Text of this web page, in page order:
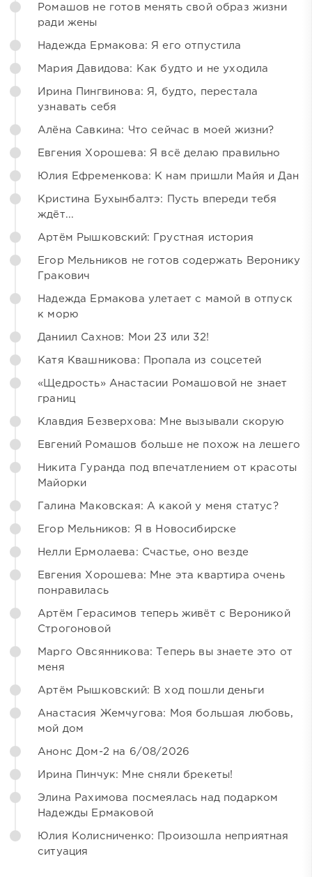
Ромашов не готов менять свой образ жизни
ради жены
Надежда Ермакова: Я его отпустила
Мария Давидова: Как будто и не уходила
Ирина Пингвинова: Я, будто, перестала
узнавать себя
Алёна Савкина: Что сейчас в моей жизни?
Евгения Хорошева: Я всё делаю правильно
Юлия Ефременкова: К нам пришли Майя и Дан
Кристина Бухынбалтэ: Пусть впереди тебя
ждёт...
Артём Рышковский: Грустная история
Егор Мельников не готов содержать Веронику
Гракович
Надежда Ермакова улетает с мамой в отпуск
к морю
Даниил Сахнов: Мои 23 или 32!
Катя Квашникова: Пропала из соцсетей
«Щедрость» Анастасии Ромашовой не знает
границ
Клавдия Безверхова: Мне вызывали скорую
Евгений Ромашов больше не похож на лешего
Никита Гуранда под впечатлением от красоты
Майорки
Галина Маковская: А какой у меня статус?
Егор Мельников: Я в Новосибирске
Нелли Ермолаева: Счастье, оно везде
Евгения Хорошева: Мне эта квартира очень
понравилась
Артём Герасимов теперь живёт с Вероникой
Строгоновой
Марго Овсянникова: Теперь вы знаете это от
меня
Артём Рышковский: В ход пошли деньги
Анастасия Жемчугова: Моя большая любовь,
мой дом
Анонс Дом-2 на 6/08/2026
Ирина Пинчук: Мне сняли брекеты!
Элина Рахимова посмеялась над подарком
Надежды Ермаковой
Юлия Колисниченко: Произошла неприятная
ситуация